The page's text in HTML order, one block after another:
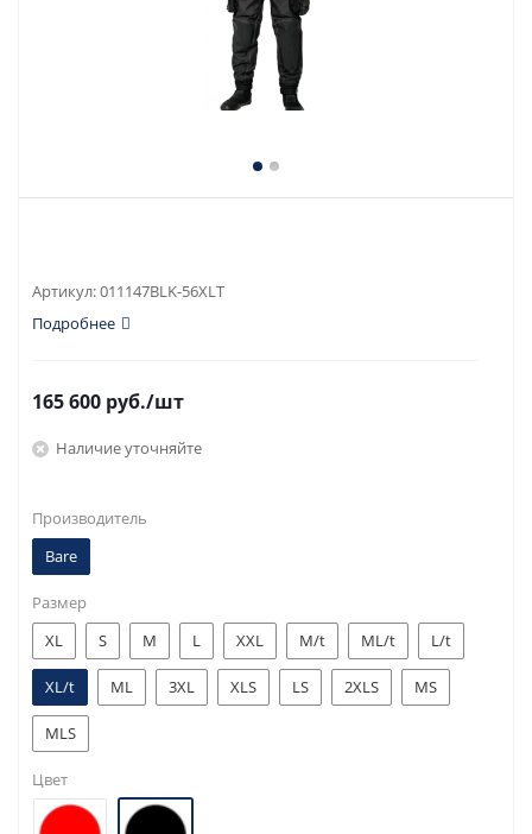
Артикул:011147BLK-56XLT
Подробнее
165 600 руб./шт
Наличие уточняйте
Производитель
Bare
Размер
XL
S M L XXL M/t ML/t L/t
XL/t ML 3XL XLS LS 2XLS MS
MLS
Цвет